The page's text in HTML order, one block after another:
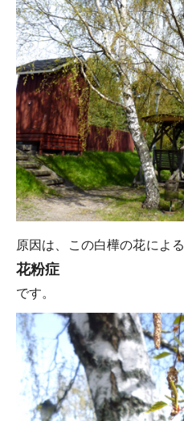
原因は、この白樺の花による
花粉症
です。